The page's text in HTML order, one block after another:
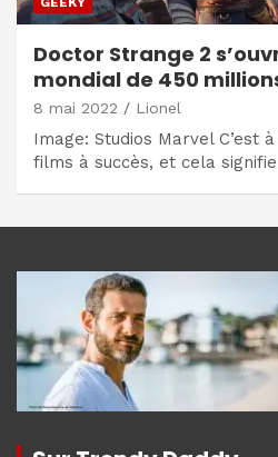
Doctor Strange 2
mondial de 450
8 mai 2022 Lionel
Image: Studios Marvel C’est
films à succès, et cela